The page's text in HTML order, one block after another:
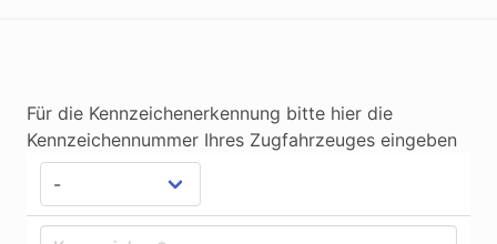
Für die Kennzeichenerkennung bitte hier die
Kennzeichennummer Ihres Zugfahrzeuges eingeben